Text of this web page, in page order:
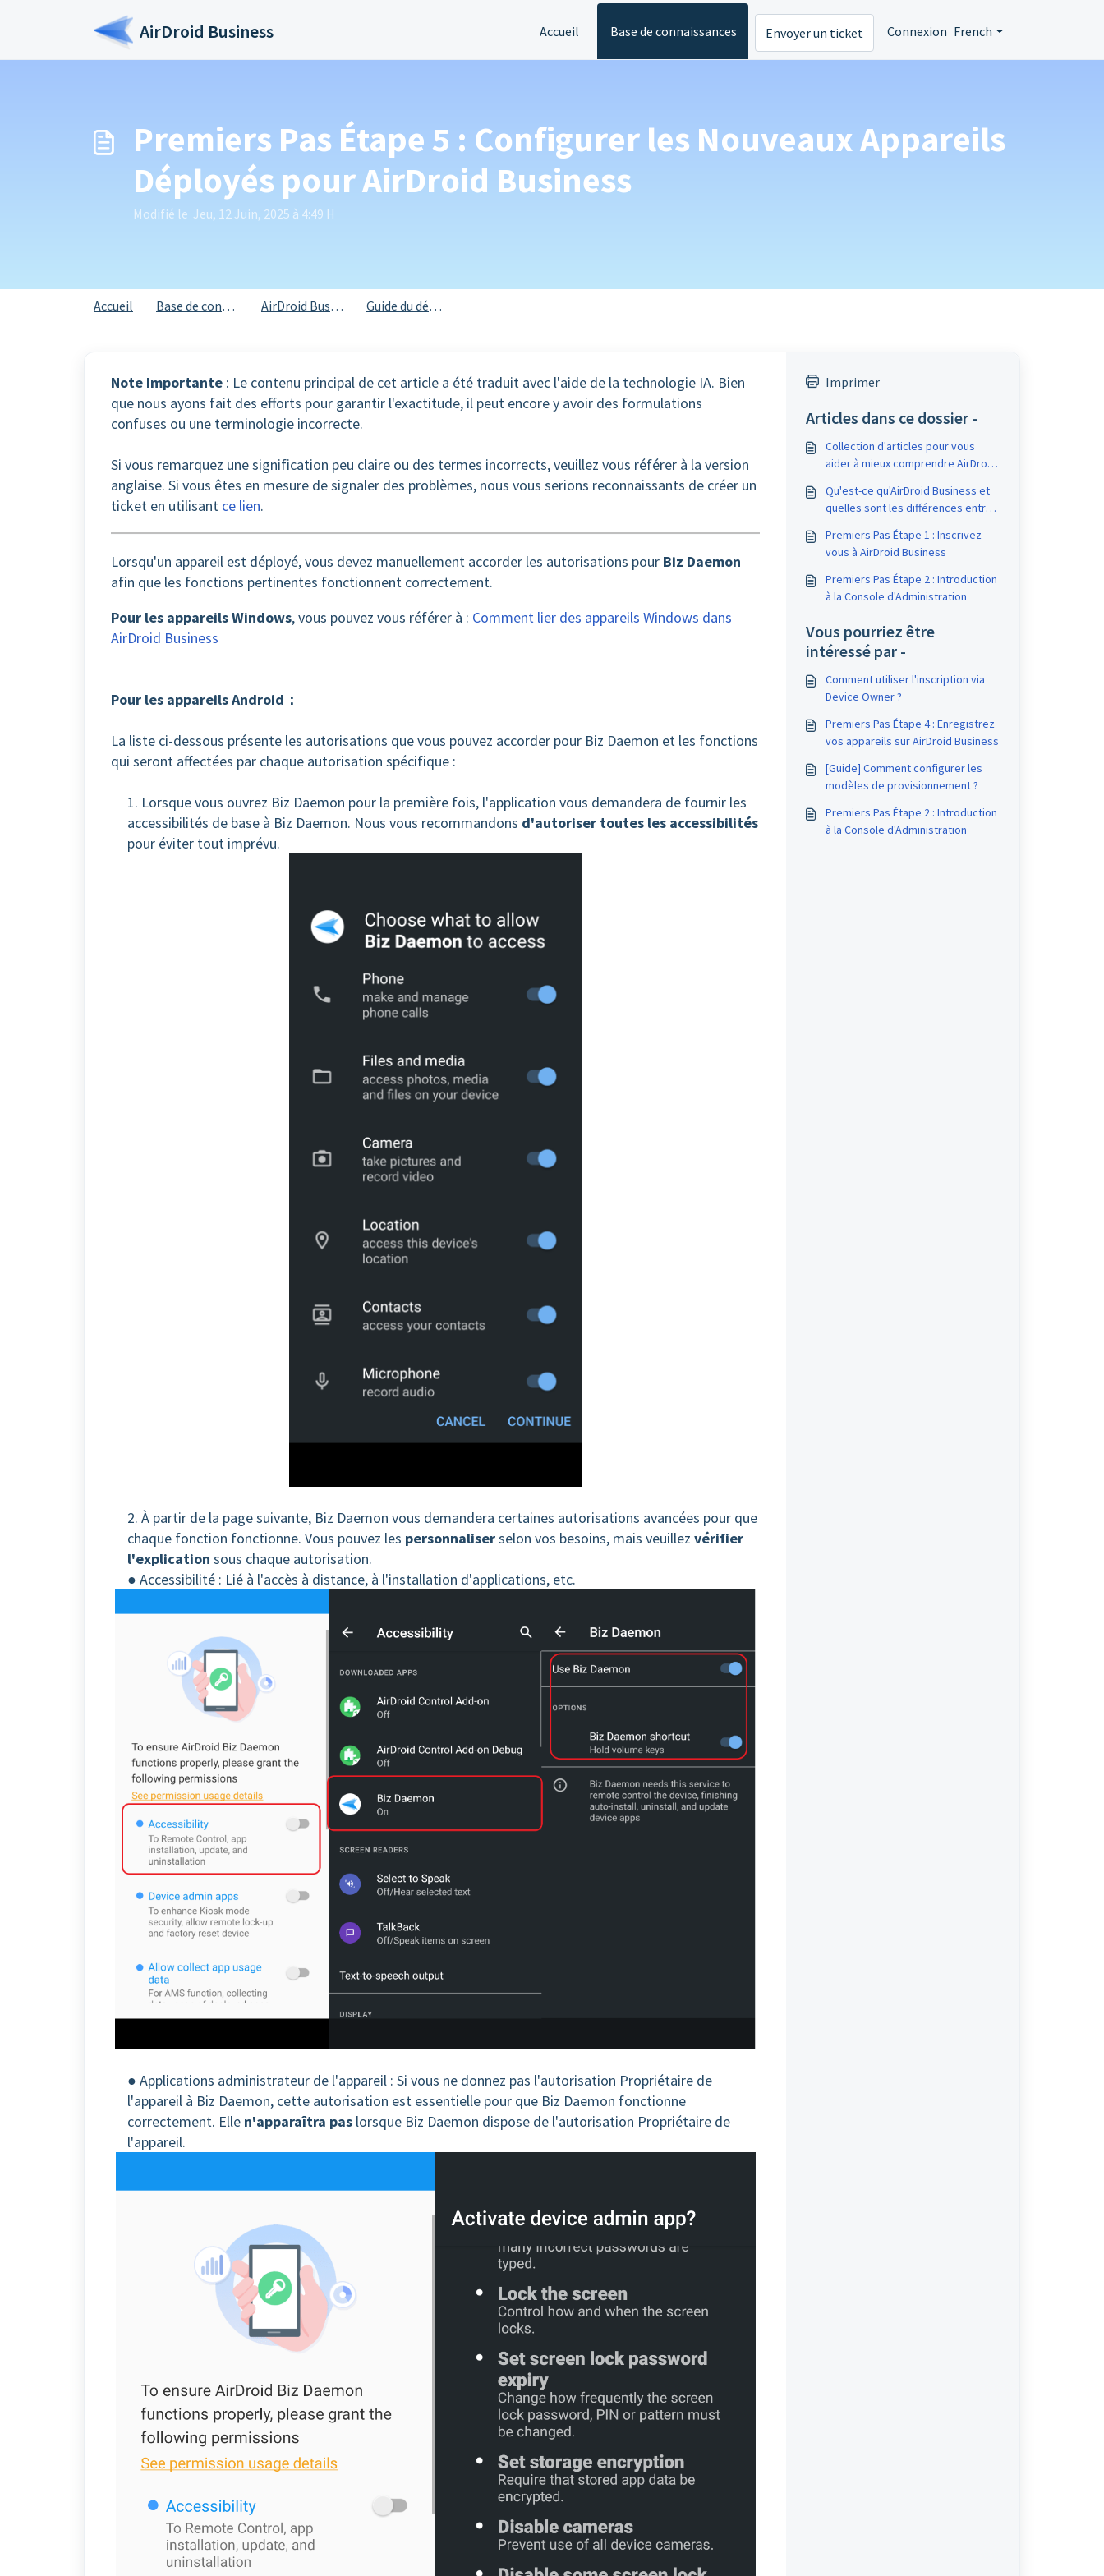
AirDroid Business Accueil Base de connaissances Envoyer un ticket Connexion French
Premiers Pas Étape 5 : Configurer les Nouveaux Appareils
Déployés pour AirDroid Business
Modifié le Jeu, 12 Juin, 2025 à 4:49 H
Accueil Base de connaissances AirDroid Business Guide du débutant
Note Importante : Le contenu principal de cet article a été traduit avec l'aide de la technologie IA. Bien
que nous ayons fait des efforts pour garantir l'exactitude, il peut encore y avoir des formulations
confuses ou une terminologie incorrecte.
Si vous remarquez une signification peu claire ou des termes incorrects, veuillez vous référer à la version
anglaise. Si vous êtes en mesure de signaler des problèmes, nous vous serions reconnaissants de créer un
ticket en utilisant ce lien.
Lorsqu'un appareil est déployé, vous devez manuellement accorder les autorisations pour Biz Daemon
afin que les fonctions pertinentes fonctionnent correctement.
Pour les appareils Windows,vous pouvez vous référer à : Comment lier des appareils Windows dans
AirDroid Business
Pour les appareils Android ：
La liste ci-dessous présente les autorisations que vous pouvez accorder pour Biz Daemon et les fonctions
qui seront affectées par chaque autorisation spécifique :
1. Lorsque vous ouvrez Biz Daemon pour la première fois, l'application vous demandera de fournir les
accessibilités de base à Biz Daemon. Nous vous recommandons d'autoriser toutes les accessibilités
pour éviter tout imprévu.
2. À partir de la page suivante, Biz Daemon vous demandera certaines autorisations avancées pour que
chaque fonction fonctionne. Vous pouvez les personnaliserselon vos besoins, mais veuillez vérifier
l'explication sous chaque autorisation.
● Accessibilité : Lié à l'accès à distance, à l'installation d'applications, etc.
● Applications administrateur de l'appareil : Si vous ne donnez pas l'autorisation Propriétaire de
l'appareil à Biz Daemon, cette autorisation est essentielle pour que Biz Daemon fonctionne
correctement. Elle n'apparaîtra pas lorsque Biz Daemon dispose de l'autorisation Propriétaire de
l'appareil.
Imprimer
Articles dans ce dossier -
Collection d'articles pour vous
aider à mieux comprendre AirDroid
appareils mobiles (MDM)
Qu'est-ce qu'AirDroid Business et
quelles sont les différences entre
AirDroid ?
Premiers Pas Étape 1 : Inscrivez-
vous à AirDroid Business
Premiers Pas Étape 2 : Introduction
à la Console d'Administration
Vous pourriez être
intéressé par -
Comment utiliser l'inscription via
Device Owner ?
Premiers Pas Étape 4 : Enregistrez
vos appareils sur AirDroid Business
[Guide] Comment configurer les
modèles de provisionnement ?
Premiers Pas Étape 2 : Introduction
à la Console d'Administration